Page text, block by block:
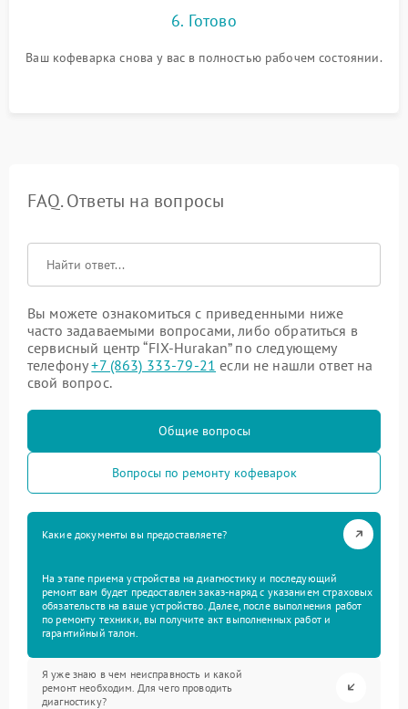
6. Готово
Ваш кофеварка снова у вас в полностью рабочем состоянии.
FAQ. Ответы на вопросы
Вы можете ознакомиться с приведенными ниже
часто задаваемыми вопросами, либо обратиться в
сервисный центр “FIX-Hurakan” по следующему
телефону+7 (863) 333-79-21 если не нашли ответ на
свой вопрос.
Общие вопросы
Вопросы по ремонту кофеварок
Какие документы вы предоставляете?
На этапе приема устройства на диагностику и последующий
ремонт вам будет предоставлен заказ-наряд с указанием страховых
обязательств на ваше устройство. Далее, после выполнения работ
по ремонту техники, вы получите акт выполненных работ и
гарантийный талон.
Я уже знаю в чем неисправность и какой
ремонт необходим. Для чего проводить
диагностику?